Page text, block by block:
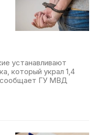
устанавливают
который украл 1,4
сообщает ГУ МВД